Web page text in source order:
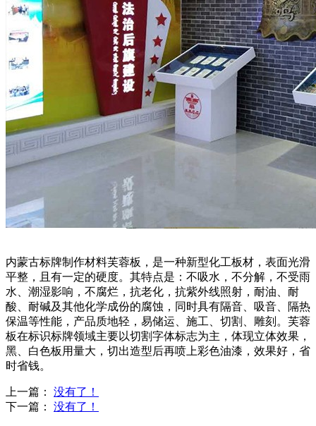
内蒙古标牌制作材料芙蓉板，是一种新型化工板材，表面光滑
平整，且有一定的硬度。其特点是：不吸水，不分解，不受雨
水、潮湿影响，不腐烂，抗老化，抗紫外线照射，耐油、耐
酸、耐碱及其他化学成份的腐蚀，同时具有隔音、吸音、隔热
保温等性能，产品质地轻，易储运、施工、切割、雕刻。芙蓉
板在标识标牌领域主要以切割字体标志为主，体现立体效果，
黑、白色板用量大，切出造型后再喷上彩色油漆，效果好，省
时省钱。
上一篇： 没有了！
下一篇： 没有了！